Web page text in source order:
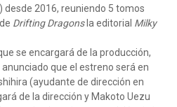
desde 2016, reuniendo 5 tomos
Drifting Dragonsla editorial Milky
se encargará de la producción,
que el estreno será en
(ayudante de dirección en
de la dirección y Makoto Uezu